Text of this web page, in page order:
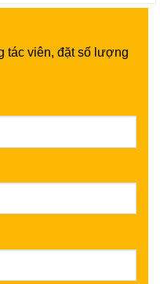
tác viên, đặt số lượng